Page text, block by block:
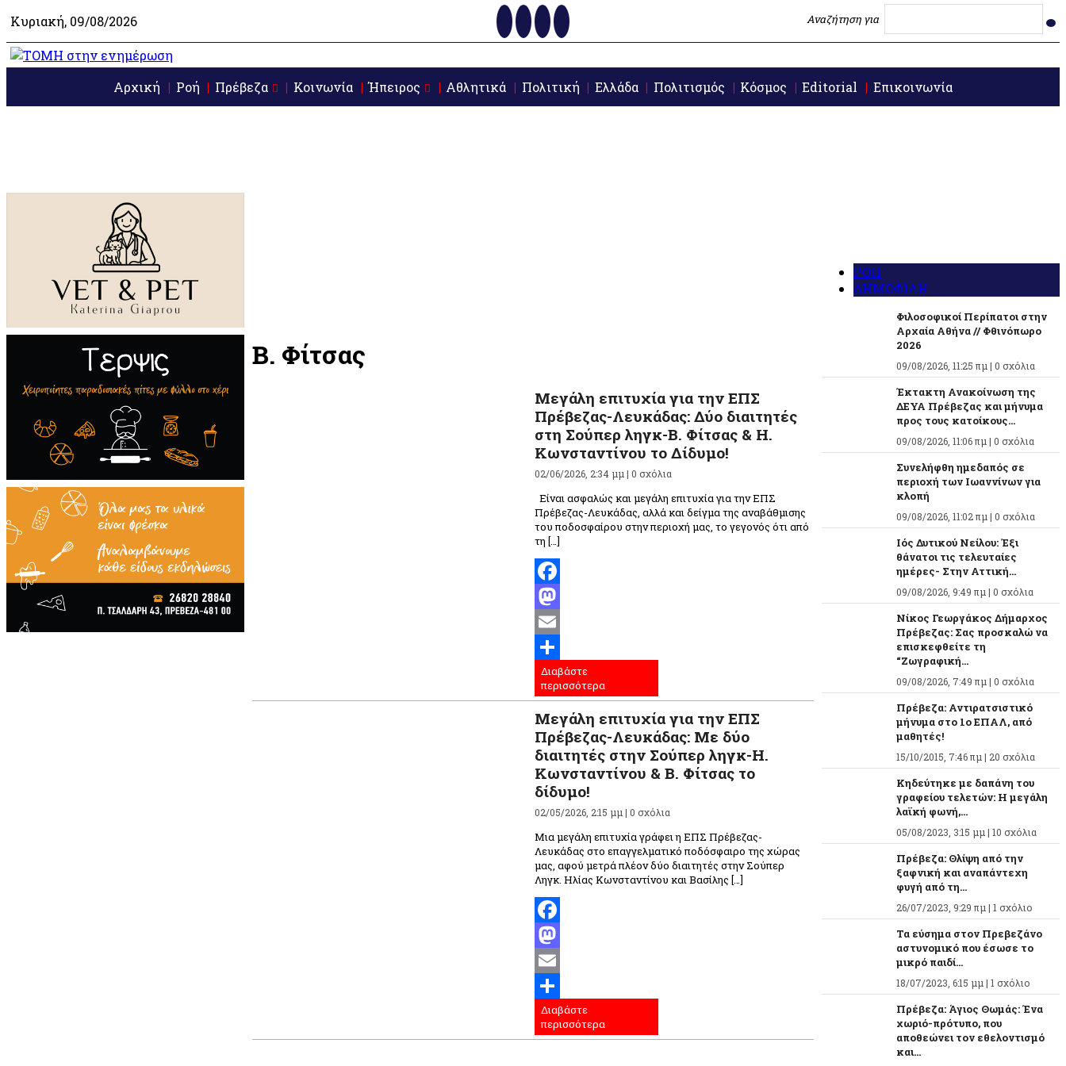
Κυριακή, 09/08/2026 Αναζήτηση για
Αρχική Ροή Πρέβεζα Κοινωνία Ήπειρος Αθλητικά Πολιτική Ελλάδα Πολιτισμός Κόσμος Editorial Επικοινωνία
Β. Φίτσας
Μεγάλη επιτυχία για την ΕΠΣ
Πρέβεζας-Λευκάδας: Δύο διαιτητές
στη Σούπερ ληγκ-Β. Φίτσας & Η.
Κωνσταντίνου το Δίδυμο!
02/06/2026, 2:34 μμ |0 σχόλια
Είναι ασφαλώς και μεγάλη επιτυχία για την ΕΠΣ
Πρέβεζας-Λευκάδας, αλλά και δείγμα της αναβάθμισης
του ποδοσφαίρου στην περιοχή μας, το γεγονός ότι από
τη […]
Facebook
Mastodon
Email
Μοιραστείτε
Διαβάστε
περισσότερα
Μεγάλη επιτυχία για την ΕΠΣ
Πρέβεζας-Λευκάδας: Με δύο
διαιτητές στην Σούπερ ληγκ-Η.
Κωνσταντίνου & Β. Φίτσας το
δίδυμο!
02/05/2026, 2:15 μμ |0 σχόλια
Μια μεγάλη επιτυχία γράφει η ΕΠΣ Πρέβεζας-
Λευκάδας στο επαγγελματικό ποδόσφαιρο της χώρας
μας, αφού μετρά πλέον δύο διαιτητές στην Σούπερ
Ληγκ. Ηλίας Κωνσταντίνου και Βασίλης […]
Facebook
Mastodon
Email
Μοιραστείτε
Διαβάστε
περισσότερα
ΡΟΗ
ΔΗΜΟΦΙΛΗ
Φιλοσοφικοί Περίπατοι στην
Αρχαία Αθήνα // Φθινόπωρο
2026
09/08/2026, 11:25 πμ | 0 σχόλια
Έκτακτη Ανακοίνωση της
ΔΕΥΑ Πρέβεζας και μήνυμα
προς τους κατοίκους...
09/08/2026, 11:06 πμ | 0 σχόλια
Συνελήφθη ημεδαπός σε
περιοχή των Ιωαννίνων για
κλοπή
09/08/2026, 11:02 πμ | 0 σχόλια
Ιός Δυτικού Νείλου: Έξι
θάνατοι τις τελευταίες
ημέρες- Στην Αττική...
09/08/2026, 9:49 πμ | 0 σχόλια
Νίκος Γεωργάκος Δήμαρχος
Πρέβεζας: Σας προσκαλώ να
επισκεφθείτε τη
“Ζωγραφική...
09/08/2026, 7:49 πμ | 0 σχόλια
Πρέβεζα: Αντιρατσιστικό
μήνυμα στο 1ο ΕΠΑΛ, από
μαθητές!
15/10/2015, 7:46 πμ | 20 σχόλια
Κηδεύτηκε με δαπάνη του
γραφείου τελετών: Η μεγάλη
λαϊκή φωνή,...
05/08/2023, 3:15 μμ | 10 σχόλια
Πρέβεζα: Θλίψη από την
ξαφνική και αναπάντεχη
φυγή από τη...
26/07/2023, 9:29 πμ | 1 σχόλιο
Τα εύσημα στον Πρεβεζάνο
αστυνομικό που έσωσε το
μικρό παιδί...
18/07/2023, 6:15 μμ | 1 σχόλιο
Πρέβεζα: Άγιος Θωμάς: Ένα
χωριό-πρότυπο, που
αποθεώνει τον εθελοντισμό
και...